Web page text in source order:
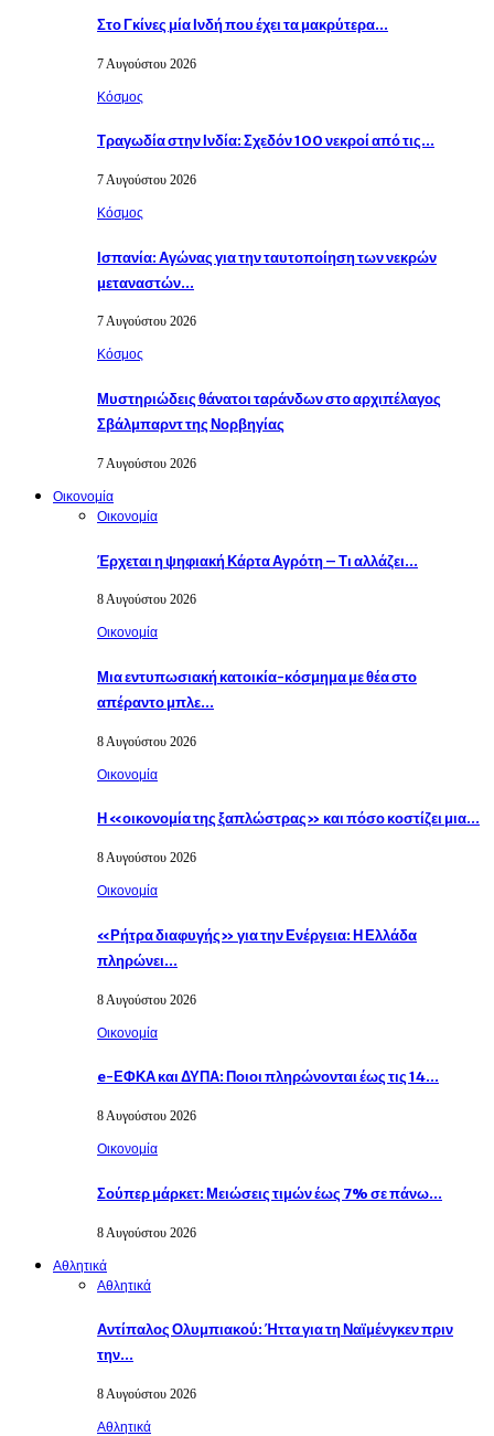
Στο Γκίνες μία Ινδή που έχει τα μακρύτερα…
7 Αυγούστου 2026
Κόσμος
Τραγωδία στην Ινδία: Σχεδόν 100 νεκροί από τις…
7 Αυγούστου 2026
Κόσμος
Ισπανία: Αγώνας για την ταυτοποίηση των νεκρών
μεταναστών…
7 Αυγούστου 2026
Κόσμος
Μυστηριώδεις θάνατοι ταράνδων στο αρχιπέλαγος
Σβάλμπαρντ της Νορβηγίας
7 Αυγούστου 2026
Οικονομία
Οικονομία
Έρχεται η ψηφιακή Κάρτα Αγρότη – Τι αλλάζει…
8 Αυγούστου 2026
Οικονομία
Μια εντυπωσιακή κατοικία-κόσμημα με θέα στο
απέραντο μπλε…
8 Αυγούστου 2026
Οικονομία
Η «οικονομία της ξαπλώστρας» και πόσο κοστίζει μια…
8 Αυγούστου 2026
Οικονομία
«Ρήτρα διαφυγής» για την Ενέργεια: Η Ελλάδα
πληρώνει…
8 Αυγούστου 2026
Οικονομία
e-ΕΦΚΑ και ΔΥΠΑ: Ποιοι πληρώνονται έως τις 14…
8 Αυγούστου 2026
Οικονομία
Σούπερ μάρκετ: Μειώσεις τιμών έως 7% σε πάνω…
8 Αυγούστου 2026
Αθλητικά
Αθλητικά
Αντίπαλος Ολυμπιακού: Ήττα για τη Ναϊμένγκεν πριν
την…
8 Αυγούστου 2026
Αθλητικά